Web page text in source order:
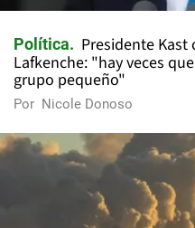
Política
Presidente Kast
Lafkenche: "hay veces
grupo pequeño"
Por Nicole Donoso